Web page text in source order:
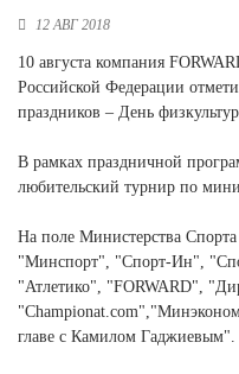
Республика Крым (1)
Республика Татарстан (2)
Ростовская область (2)
Самарская область (1)
Санкт-Петербург и ЛО (3)
Свердловская область (5)
Северная Осетия (2)
Смоленская область (1)
Ставропольский край (5)
12 АВГ 2018
10 августа компания
Российской Федерации
праздников – День
В рамках праздничной
любительский турнир по
На поле Министерства
"Минспорт", "Спорт-Ин",
"Атлетико", "FORWARD",
главе с Камилом Гаджиевым".